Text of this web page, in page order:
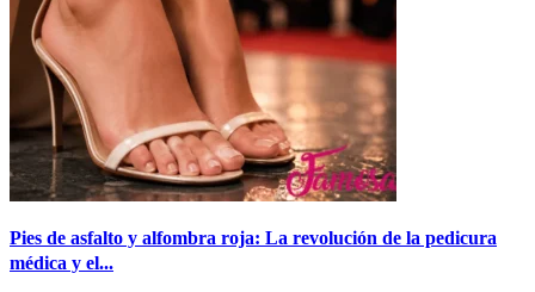
Pies de asfalto y alfombra roja: La revolución de la pedicura
médica y el...